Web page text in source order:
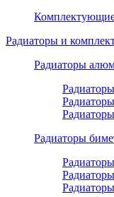
Радиаторы и
Радиаторы
Радиаторы